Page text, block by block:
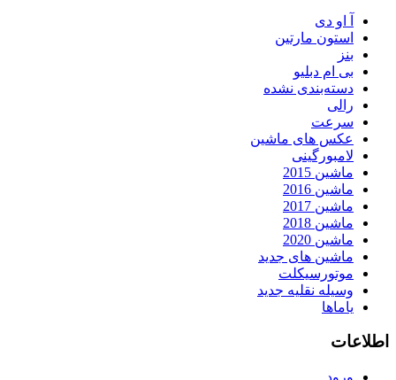
آ او دی
استون مارتین
بنز
بی ام دبلیو
دسته‌بندی نشده
رالی
سرعت
عکس های ماشین
لامبورگینی
ماشین 2015
ماشین 2016
ماشین 2017
ماشین 2018
ماشین 2020
ماشین های جدید
موتورسیکلت
وسیله نقلیه جدید
یاماها
اطلاعات
ورود